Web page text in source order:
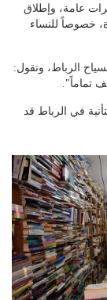
عامة، وإطلاق
خصوصاً للنساء
الرباط، وتقول:
تماماً".
في الرباط قد